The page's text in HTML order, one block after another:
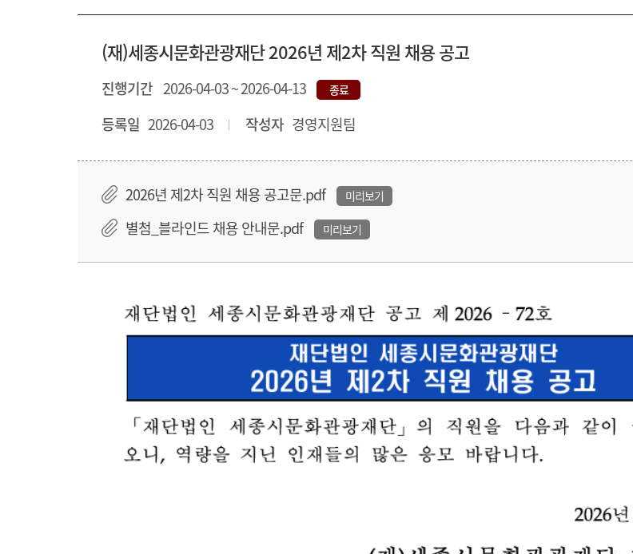
(재)세종시문화관광재단 2026년 제2차 직원 채용 공고
진행기간 2026-04-03 ~ 2026-04-13 종료
등록일 2026-04-03 작성자 경영지원팀
2026년 제2차 직원 채용 공고문.pdf 미리보기
별첨_블라인드 채용 안내문.pdf 미리보기